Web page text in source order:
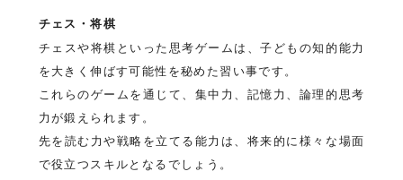
チェス・将棋
チェスや将棋といった思考ゲームは、子どもの知的能力
を大きく伸ばす可能性を秘めた習い事です。
これらのゲームを通じて、集中力、記憶力、論理的思考
力が鍛えられます。
先を読む力や戦略を立てる能力は、将来的に様々な場面
で役立つスキルとなるでしょう。